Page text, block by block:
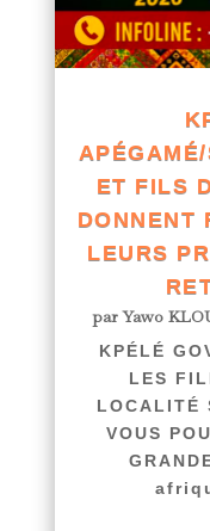
ET FILS
DONNENT
LEURS
parYawo
KPÉLÉ
LES
LOCALITÉ
VOUS